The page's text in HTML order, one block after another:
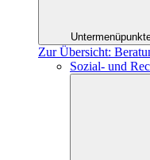
Zur Übersicht:
Sozial- und